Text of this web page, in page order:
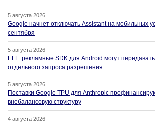
5 августа 2026
Google начнет отключать Assistant на мобильных
сентября
5 августа 2026
EFF: рекламные SDK для Android могут
отдельного запроса разрешения
5 августа 2026
Поставки Google TPU для Anthropic
внебалансовую структуру
4 августа 2026